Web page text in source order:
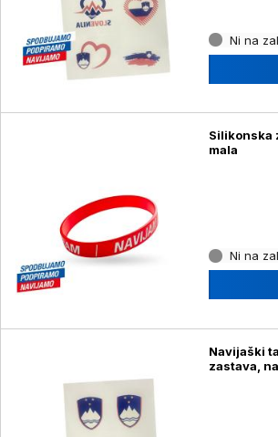
Ni na
Silikonska
mala
Ni na
Navijaški
zastava,